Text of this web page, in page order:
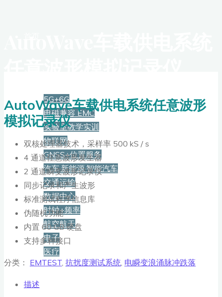
5G+6G
电磁兼容 EMC
实验室教学实训
物联网
GNSS+位置服务
汽车·新能源·智能汽车
交通运输
数据中心
时钟+频率
航空航天
电子
医疗
AutoWave车载供电系统任意波形
模拟记录仪
双核处理器技术，采样率 500 kS / s
4 通道任意波形发生器
2 通道瞬变波形记录仪
同步记录和产生波形
标准测试程序信息库
伪随机功能
内置 60 GB 硬盘
支持多种接口
分类： EMTEST 抗扰度测试系统 电瞬变浪涌脉冲跌落
描述